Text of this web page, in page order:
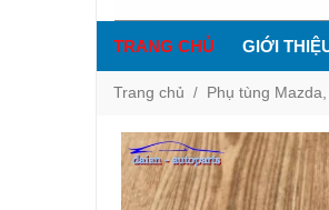
TRANG CHỦ GIỚI
Trang chủ Phụ tùng